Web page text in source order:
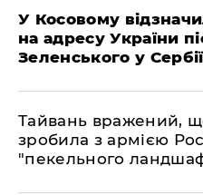
У Косовому
на адресу України
Зеленського у Сербії
Тайвань вражений,
зробила з армією
"пекельного